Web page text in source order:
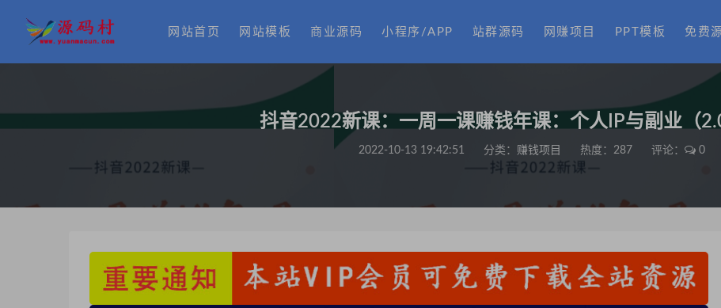
网站首页 网站模板 商业源码 小程序/APP 站群源码 网赚项目 PPT模板 免费
抖音2022新课：一周一课赚钱年课：个人IP与副业（
2022-10-13 19:42:51 分类： 赚钱项目 热度：287 评论： 0